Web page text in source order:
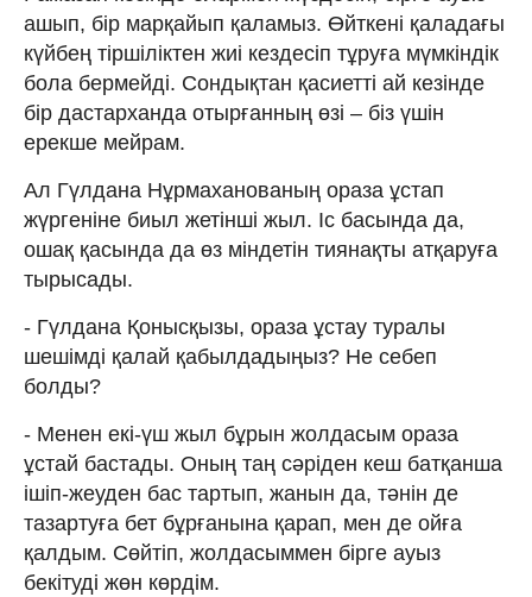
ашып, бір марқайып қаламыз. Өйткені қаладағы
күйбең тіршіліктен жиі кездесіп тұруға мүмкіндік
бола бермейді. Сондықтан қасиетті ай кезінде
бір дастарханда отырғанның өзі – біз үшін
ерекше мейрам.
Ал Гүлдана Нұрмаханованың ораза ұстап
жүргеніне биыл жетінші жыл. Іс басында да,
ошақ қасында да өз міндетін тиянақты атқаруға
тырысады.
- Гүлдана Қонысқызы, ораза ұстау туралы
шешімді қалай қабылдадыңыз? Не себеп
болды?
- Менен екі-үш жыл бұрын жолдасым ораза
ұстай бастады. Оның таң сәріден кеш батқанша
ішіп-жеуден бас тартып, жанын да, тәнін де
тазартуға бет бұрғанына қарап, мен де ойға
қалдым. Сөйтіп, жолдасыммен бірге ауыз
бекітуді жөн көрдім.